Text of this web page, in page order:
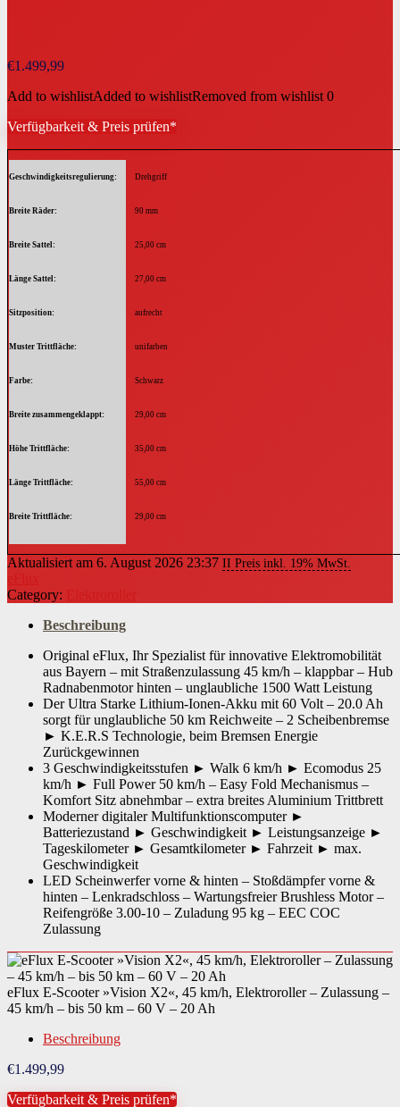
€1.499,99
Add to wishlistAdded to wishlistRemoved from wishlist 0
Verfügbarkeit & Preis prüfen*
Geschwindigkeitsregulierung Drehgriff
Breite Räder 90 mm
Breite Sattel 25,00 cm
Länge Sattel 27,00 cm
Sitzposition aufrecht
Muster Trittfläche unifarben
Farbe Schwarz
Breite zusammengeklappt 29,00 cm
Höhe Trittfläche 35,00 cm
Länge Trittfläche 55,00 cm
Breite Trittfläche 29,00 cm
Höhe Sitz verstellbar bis 110
Durchmesser Räder in Zoll 10 "
Bodenfreiheit 22,00 cm
Polsterung Sattel Schaumstoff
Batterie-Akku-Technologie Lithium-Ionen
Rechtliche Pflichten HelmpflichtKennzeichenpflichtVersicherungspflichtZulassungspflicht
Benötigte Fahrerlaubnis Klasse AM oder B, bzw. der alte Klasse 3
Nutzungsbereich innerhalb der StVZO
Benutzergewicht maximal
Altersempfehlung ab 16 Jahren
Montagehinweise Der Artikel ist fast Vollständig montiert
Material Schutzbleche Carbon
Aktualisiert am 6. August 2026 23:37 II Preis inkl. 19% MwSt.
Category:
Beschreibung
Original eFlux, Ihr Spezialist für innovative Elektromobilität
aus Bayern – mit Straßenzulassung 45 km/h – klappbar – Hub
Radnabenmotor hinten – unglaubliche 1500 Watt Leistung
Der Ultra Starke Lithium-Ionen-Akku mit 60 Volt – 20.0 Ah
sorgt für unglaubliche 50 km Reichweite – 2 Scheibenbremse
► K.E.R.S Technologie, beim Bremsen Energie
Zurückgewinnen
3 Geschwindigkeitsstufen ► Walk 6 km/h ► Ecomodus 25
km/h ► Full Power 50 km/h – Easy Fold Mechanismus –
Komfort Sitz abnehmbar – extra breites Aluminium Trittbrett
Moderner digitaler Multifunktionscomputer ►
Batteriezustand ► Geschwindigkeit ► Leistungsanzeige ►
Tageskilometer ► Gesamtkilometer ► Fahrzeit ► max.
Geschwindigkeit
LED Scheinwerfer vorne & hinten – Stoßdämpfer vorne &
hinten – Lenkradschloss – Wartungsfreier Brushless Motor –
Reifengröße 3.00-10 – Zuladung 95 kg – EEC COC
Zulassung
eFlux E-Scooter »Vision X2«, 45 km/h, Elektroroller – Zulassung –
45 km/h – bis 50 km – 60 V – 20 Ah
Beschreibung
€1.499,99
Verfügbarkeit & Preis prüfen*